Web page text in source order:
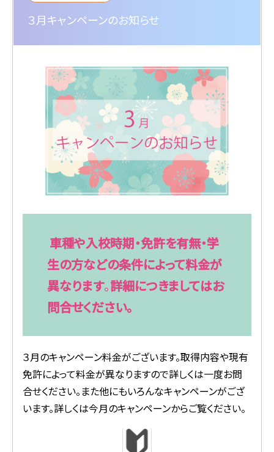
３月キャンペーンのお知らせ
車種や入校時期・免許を有無・学
生の方などの条件によって料金が
異なります。詳細につきましてはお
問合せください。
３月のキャンペーン料金がございます。取得内容や現有
免許によって料金が異なりますので詳しくは一度お問
合せください。また他にもいろんなキャンペーンがござ
います。詳しくは今月のキャンペーンからご覧ください。